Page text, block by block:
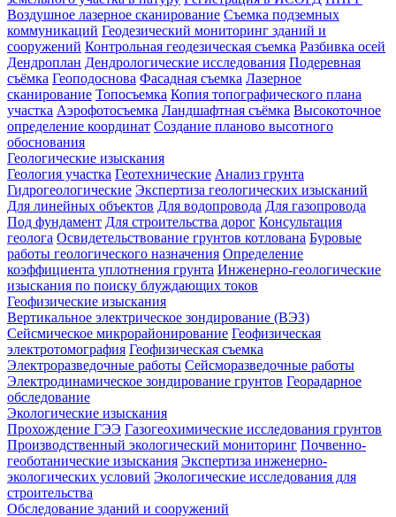
Воздушное лазерное сканирование Съемка подземных
коммуникаций Геодезический мониторинг зданий и
сооружений Контрольная геодезическая съемка Разбивка осей
Дендроплан Дендрологические исследования Подеревная
съёмка Геоподоснова Фасадная съемка Лазерное
сканирование Топосъемка Копия топографического плана
участка Аэрофотосъемка Ландшафтная съёмка Высокоточное
определение координат Создание планово высотного
обоснования
Геологические изыскания
Геология участка Геотехнические Анализ грунта
Гидрогеологические Экспертиза геологических изысканий
Для линейных объектов Для водопровода Для газопровода
Под фундамент Для строительства дорог Консультация
геолога Освидетельствование грунтов котлована Буровые
работы геологического назначения Определение
коэффициента уплотнения грунта Инженерно-геологические
изыскания по поиску блуждающих токов
Геофизические изыскания
Вертикальное электрическое зондирование (ВЭЗ)
Сейсмическое микрорайонирование Геофизическая
электротомография Геофизическая съемка
Электроразведочные работы Сейсморазведочные работы
Электродинамическое зондирование грунтов Георадарное
обследование
Экологические изыскания
Прохождение ГЭЭ Газогеохимические исследования грунтов
Производственный экологический мониторинг Почвенно-
геоботанические изыскания Экспертиза инженерно-
экологических условий Экологические исследования для
строительства
Обследование зданий и сооружений